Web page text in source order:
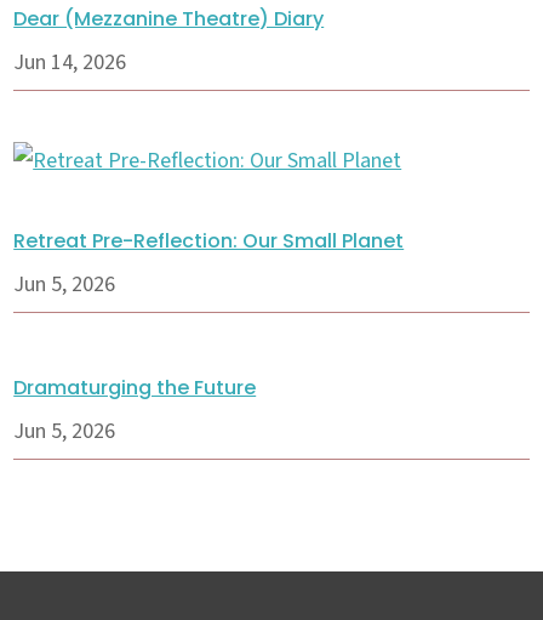
Dear (Mezzanine Theatre) Diary
Jun 14, 2026
Retreat Pre-Reflection: Our Small Planet
Jun 5, 2026
Dramaturging the Future
Jun 5, 2026